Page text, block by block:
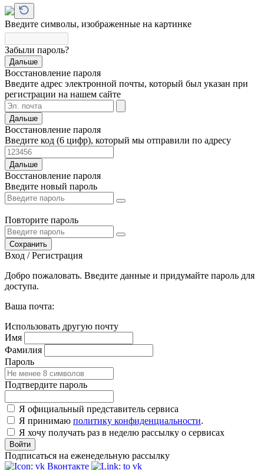
Введите символы, изображенные на картинке
Забыли пароль?
Дальше
Восстановление пароля
Введите адрес электронной почты, который был указан при
регистрации на нашем сайте
Дальше
Восстановление пароля
Введите код (6 цифр), который мы отправили по адресу
Дальше
Восстановление пароля
Введите новый пароль
Повторите пароль
Сохранить
Вход / Регистрация
Добро пожаловать. Введите данные и придумайте пароль для
доступа.
Ваша почта:
Использовать другую почту
Имя
Фамилия
Пароль
Подтвердите пароль
Я официальный представитель сервиса
Я принимаю политику конфиденциальности.
Я хочу получать раз в неделю рассылку о сервисах
Войти
Подписаться на еженедельную рассылку
Вконтакте